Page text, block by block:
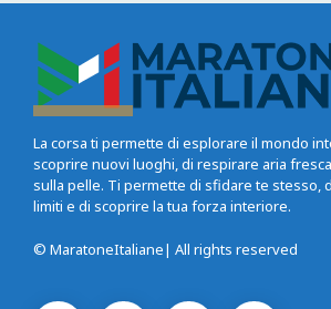
La corsa ti permette di esplorare il mondo
scoprire nuovi luoghi, di respirare aria
sulla pelle. Ti permette di sfidare te stesso,
limiti e di scoprire la tua forza interiore.
© MaratoneItaliane| All rights reserved